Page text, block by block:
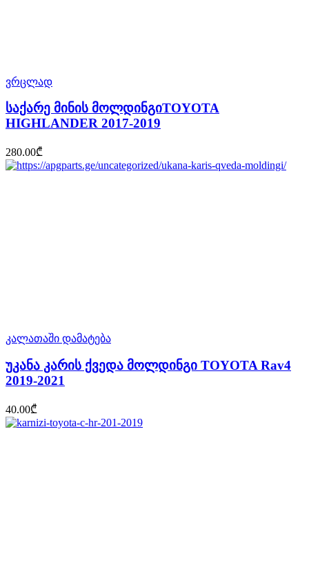
ვრცლად
საქარე მინის მოლდინგიTOYOTA
HIGHLANDER 2017-2019
280.00₾
კალათაში დამატება
უკანა კარის ქვედა მოლდინგი TOYOTA Rav4
2019-2021
40.00₾